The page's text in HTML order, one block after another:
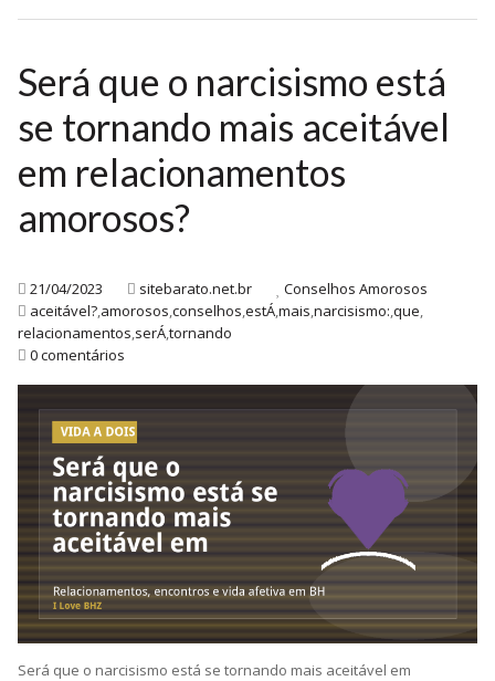
Será que o narcisismo está
se tornando mais aceitável
em relacionamentos
amorosos?
21/04/2023 sitebarato.net.br
Conselhos Amorosos
aceitável?,amorosos,conselhos,estÁ,mais,narcisismo:,que,
relacionamentos,serÁ,tornando
0 comentários
Será que o narcisismo está se tornando mais aceitável em